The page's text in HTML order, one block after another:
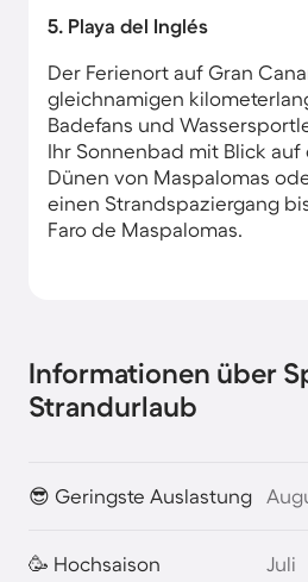
5. Playa del Inglés
Der Ferienort auf Gran
gleichnamigen
Badefans und
Ihr Sonnenbad mit Blick
Dünen von Maspalomas
einen Strandspaziergang
Faro de Maspalomas.
Informationen über
Strandurlaub
😎 Geringste Auslastung
🥳 Hochsaison Juli